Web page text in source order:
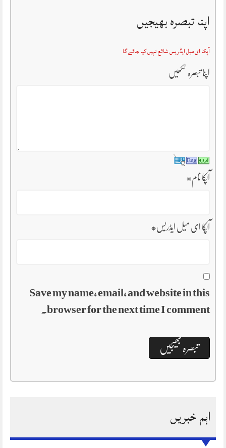
اپنا تبصرہ بھیجیں
آپکا ای میل ایڈریس شائع نہیں کیا جائے گا
اپنا تبصرہ لکھیں
آپکا نام*
آپکا ای میل ایڈریس*
Save my name, email, and website in this
browser for the next time I comment.
اہم خبریں